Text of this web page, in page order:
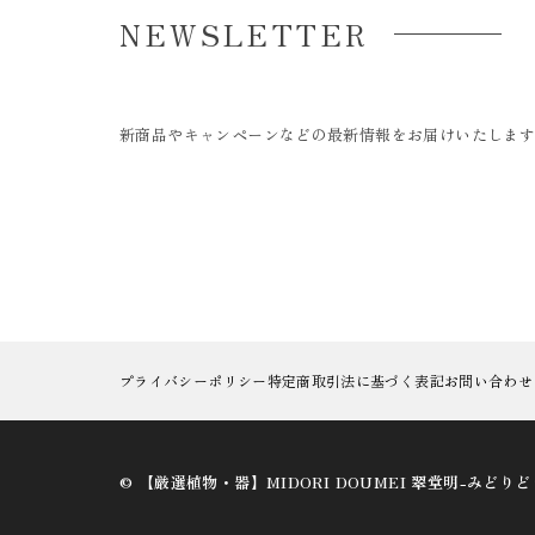
NEWSLETTER
新商品やキャンペーンなどの最新情報をお届けいたします
プライバシーポリシー特定商取引法に基づく表記お問い合わせ
©︎ 【厳選植物・器】MIDORI DOUMEI 翠堂明-みどりど